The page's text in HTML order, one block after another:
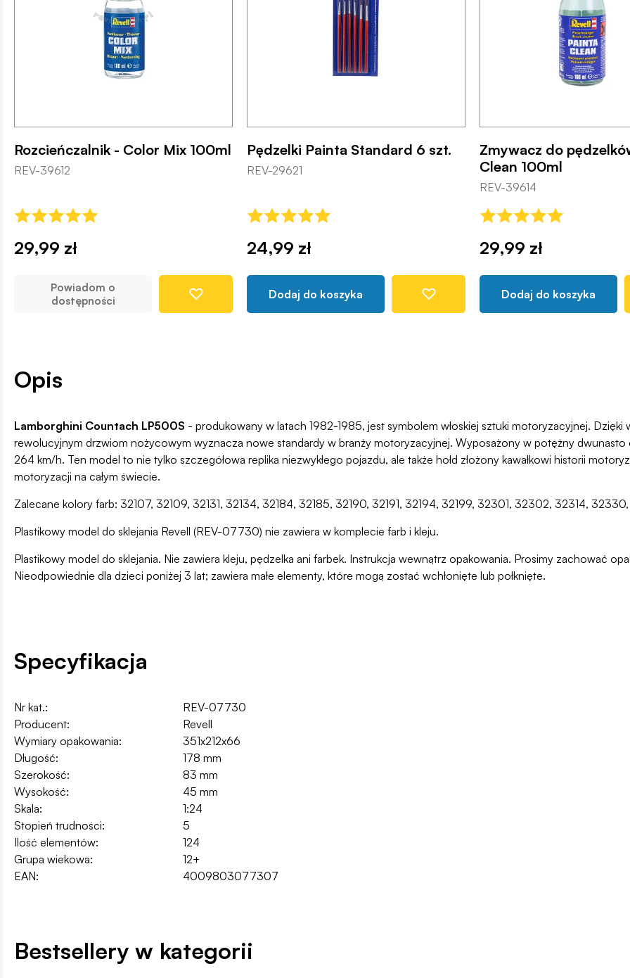
Rozcieńczalnik - Color Mix 100ml
REV-39612
29,99 zł
Powiadom o
dostępności
Pędzelki Painta Standard 6 szt.
REV-29621
24,99 zł
Dodaj do koszyka
Zmywacz do
Clean 100ml
REV-39614
29,99 zł
Dodaj do koszyka
Opis
Lamborghini Countach LP500S - produkowany w latach 1982-1985, jest symbolem włoskiej sztuki motoryzacyjnej.
rewolucyjnym drzwiom nożycowym wyznacza nowe standardy w branży motoryzacyjnej. Wyposażony w potężny dwunasto
264 km/h. Ten model to nie tylko szczegółowa replika niezwykłego pojazdu, ale także hołd złożony kawałkowi historii
motoryzacji na całym świecie.
Zalecane kolory farb: 32107, 32109, 32131, 32134, 32184, 32185, 32190, 32191, 32194, 32199, 32301, 32302, 32314,
Plastikowy model do sklejania Revell (REV-07730) nie zawiera w komplecie farb i kleju.
Plastikowy model do sklejania. Nie zawiera kleju, pędzelka ani farbek. Instrukcja wewnątrz opakowania. Prosimy zachować
Nieodpowiednie dla dzieci poniżej 3 lat; zawiera małe elementy, które mogą zostać wchłonięte lub połknięte.
Specyfikacja
Nr kat.:
REV-07730
Producent:
Revell
Wymiary opakowania:
351x212x66
Długość:
178 mm
Szerokość:
83 mm
Wysokość:
45 mm
Skala:
1:24
Stopień trudności:
5
Ilość elementów:
124
Grupa wiekowa:
12+
EAN:
4009803077307
Bestsellery w kategorii